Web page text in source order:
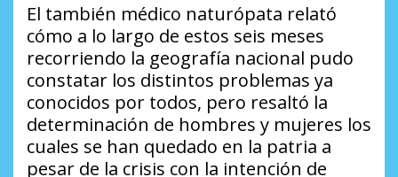
El también médico naturópata relató
cómo a lo largo de estos seis meses
recorriendo la geografía nacional pudo
constatar los distintos problemas ya
conocidos por todos, pero resaltó la
determinación de hombres y mujeres los
cuales se han quedado en la patria a
pesar de la crisis con la intención de